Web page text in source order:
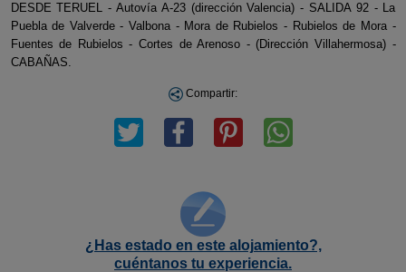
DESDE TERUEL - Autovía A-23 (dirección Valencia) - SALIDA 92 - La
Puebla de Valverde - Valbona - Mora de Rubielos - Rubielos de Mora -
Fuentes de Rubielos - Cortes de Arenoso - (Dirección Villahermosa) -
CABAÑAS.
Compartir:
¿Has estado en este alojamiento?,
cuéntanos tu experiencia.